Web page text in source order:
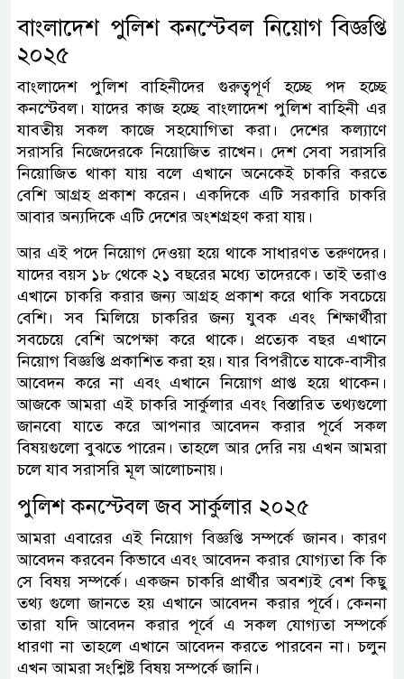
বাংলাদেশ পুলিশ কনস্টেবল নিয়োগ বিজ্ঞপ্তি
২০২৫
বাংলাদেশ পুলিশ বাহিনীদের গুরুত্বপূর্ণ হচ্ছে পদ‌ হচ্ছে
কনস্টেবল। যাদের কাজ হচ্ছে বাংলাদেশ পুলিশ বাহিনী এর
যাবতীয় সকল কাজে সহযোগিতা করা। দেশের কল্যাণে
সরাসরি নিজেদেরকে নিয়োজিত রাখেন। দেশ সেবা সরাসরি
নিয়োজিত থাকা যায় বলে এখানে অনেকেই চাকরি করতে
বেশি আগ্রহ প্রকাশ করেন। একদিকে এটি সরকারি চাকরি
আবার অন্যদিকে এটি দেশের অংশগ্রহণ করা যায়।
আর এই পদে নিয়োগ দেওয়া হয়ে থাকে সাধারণত তরুণদের।
যাদের বয়স ১৮ থেকে ২১ বছরের মধ্যে তাদেরকে। তাই তরাও
এখানে চাকরি করার জন্য আগ্রহ প্রকাশ করে থাকি সবচেয়ে
বেশি। সব মিলিয়ে চাকরির জন্য যুবক এবং শিক্ষার্থীরা
সবচেয়ে বেশি অপেক্ষা করে থাকে। প্রত্যেক বছর এখানে
নিয়োগ বিজ্ঞপ্তি প্রকাশিত করা হয়। যার বিপরীতে যাকে-বাসীর
আবেদন করে না এবং এখানে নিয়োগ প্রাপ্ত হয়ে থাকেন।
আজকে আমরা এই চাকরি সার্কুলার এবং বিস্তারিত তথ্যগুলো
জানবো যাতে করে আপনার আবেদন করার পূর্বে সকল
বিষয়গুলো বুঝতে পারেন। তাহলে আর দেরি নয় এখন আমরা
চলে যাব সরাসরি মূল আলোচনায়।
পুলিশ কনস্টেবল জব সার্কুলার ২০২৫
আমরা এবারের এই নিয়োগ বিজ্ঞপ্তি সম্পর্কে জানব। কারণ
আবেদন করবেন কিভাবে এবং আবেদন করার যোগ্যতা কি কি
সে বিষয় সম্পর্কে। একজন চাকরি প্রার্থীর অবশ্যই বেশ কিছু
তথ্য গুলো জানতে হয় এখানে আবেদন করার পূর্বে। কেননা
তারা যদি আবেদন করার পূর্বে এ সকল যোগ্যতা সম্পর্কে
ধারণা না তাহলে এখানে আবেদন করতে পারবেন না। চলুন
এখন আমরা সংশ্লিষ্ট বিষয় সম্পর্কে জানি।